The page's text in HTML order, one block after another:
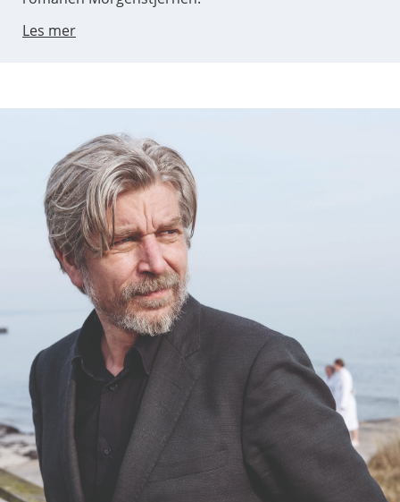
Les mer